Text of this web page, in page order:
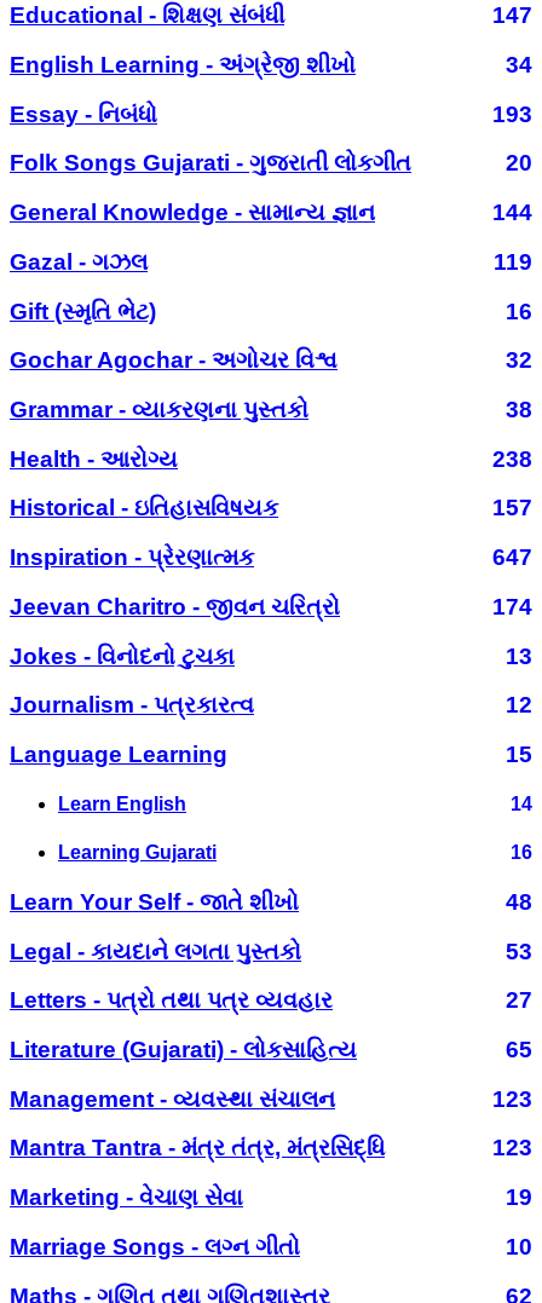
Educational - શિક્ષણ સંબંધી
147
English Learning - અંગ્રેજી શીખો
34
Essay - નિબંધો
193
Folk Songs Gujarati - ગુજરાતી લોકગીત
20
General Knowledge - સામાન્ય જ્ઞાન
144
Gazal - ગઝલ
119
Gift (સ્મૃતિ ભેટ)
16
Gochar Agochar - અગોચર વિશ્વ
32
Grammar - વ્યાકરણના પુસ્તકો
38
Health - આરોગ્ય
238
Historical - ઇતિહાસવિષયક
157
Inspiration - પ્રેરણાત્મક
647
Jeevan Charitro - જીવન ચરિત્રો
174
Jokes - વિનોદનો ટુચકા
13
Journalism - પત્રકારત્વ
12
Language Learning
15
Learn English 14
Learning Gujarati 16
Learn Your Self - જાતે શીખો
48
Legal - કાયદાને લગતા પુસ્તકો
53
Letters - પત્રો તથા પત્ર વ્યવહાર
27
Literature (Gujarati) - લોકસાહિત્ય
65
Management - વ્યવસ્થા સંચાલન
123
Mantra Tantra - મંત્ર તંત્ર, મંત્રસિદ્ધિ
123
Marketing - વેચાણ સેવા
19
Marriage Songs - લગ્ન ગીતો
10
Maths - ગણિત તથા ગણિતશાસ્ત્ર
62